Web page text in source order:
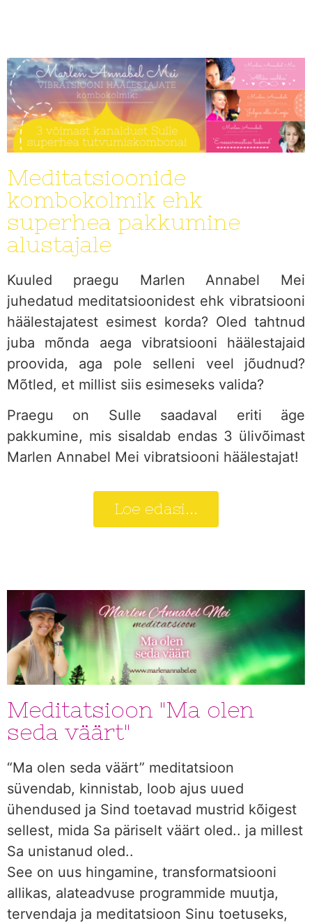
Meditatsioonide
kombokolmik ehk
superhea pakkumine
alustajale
Kuuled praegu Marlen Annabel Mei
juhedatud meditatsioonidest ehk vibratsiooni
häälestajatest esimest korda? Oled tahtnud
juba mõnda aega vibratsiooni häälestajaid
proovida, aga pole selleni veel jõudnud?
Mõtled, et millist siis esimeseks valida?
Praegu on Sulle saadaval eriti äge
pakkumine, mis sisaldab endas 3 ülivõimast
Marlen Annabel Mei vibratsiooni häälestajat!
Loe edasi...
Meditatsioon "Ma olen
seda väärt"
“Ma olen seda väärt” meditatsioon
süvendab, kinnistab, loob ajus uued
ühendused ja Sind toetavad mustrid kõigest
sellest, mida Sa päriselt väärt oled.. ja millest
Sa unistanud oled..
See on uus hingamine, transformatsiooni
allikas, alateadvuse programmide muutja,
tervendaja ja meditatsioon Sinu toetuseks,